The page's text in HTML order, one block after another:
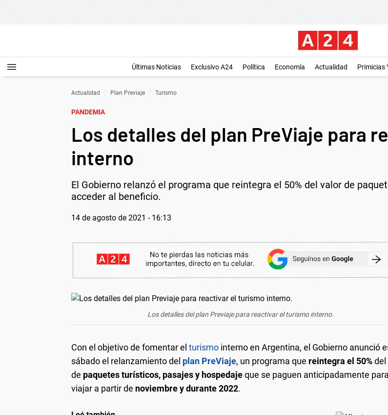
Últimas Noticias Exclusivo A24 Política Economía Actualidad Primicias
Actualidad Plan Previaje Turismo
PANDEMIA
Los detalles del plan PreViaje para
interno
El Gobierno relanzó el programa que reintegra el 50% del valor de
acceder al beneficio.
14 de agosto de 2021 - 16:13
Los detalles del plan Previaje para reactivar el turismo interno.
Con el objetivo de fomentar el turismo interno en Argentina, el Gobierno anunció
sábado el relanzamiento del plan PreViaje, un programa que reintegra el 50%del
de paquetes turísticos, pasajes y hospedajeque se paguen anticipadamente para
viajar a partir de noviembre y durante 2022.